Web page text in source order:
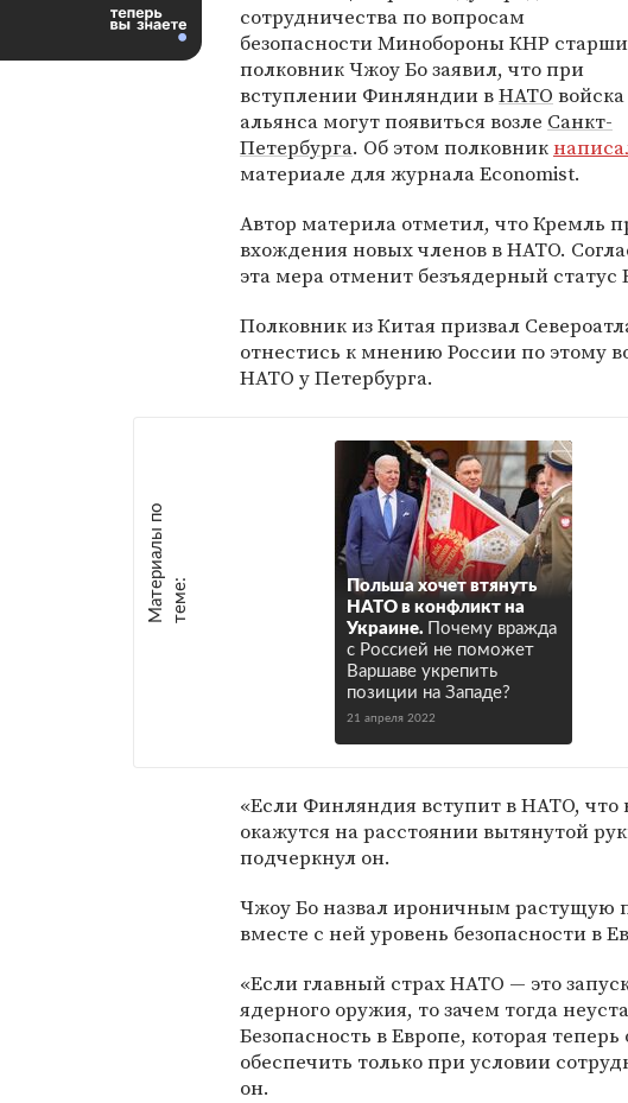
сотрудничества по вопросам
безопасности Минобороны КНР
полковник Чжоу Бо заявил, что при
вступлении Финляндии вНАТО войска
альянса могут появиться возле Санкт-
Петербурга. Об этом полковник
материале для журнала Economist.
Автор материла отметил, что Кремль
вхождения новых членов в НАТО.
эта мера отменит безъядерный статус
Полковник из Китая призвал
отнестись к мнению России по этому
НАТО у Петербурга.
М
а
т е
р
и
а
л
ы
п
о
т
е
м
е :
Польша хочет втянуть
НАТО в конфликт на
Украине.
Почему вражда
с Россией не поможет
Варшаве укрепить
позиции на Западе?
21 апреля 2022
«Если Финляндия вступит в НАТО, что
окажутся на расстоянии вытянутой
подчеркнул он.
Чжоу Бо назвал ироничным
вместе с ней уровень безопасности в
«Если главный страх НАТО — это
ядерного оружия, то зачем тогда
Безопасность в Европе, которая
обеспечить только при условии
он.